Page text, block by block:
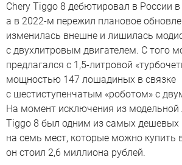
Сhery Tiggo 8 дебютировал в России в
а в 2022-м пережил плановое
изменилась внешне и лишилась
с двухлитровым двигателем. С того
предлагался с 1,5-литровой
мощностью 147 лошадиных в связке
с шестиступенчатым «роботом» с
На момент исключения из модельной
Tiggo 8 был одним из самых дешевых
на семь мест, которые можно купить
он стоил 2,6 миллиона рублей.